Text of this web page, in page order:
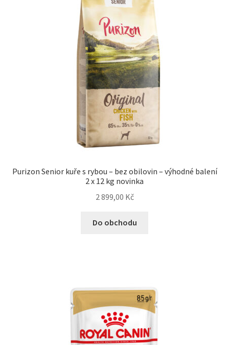
Purizon Senior kuře s rybou – bez obilovin – výhodné balení
2 x 12 kg novinka
2 899,00 Kč
Do obchodu